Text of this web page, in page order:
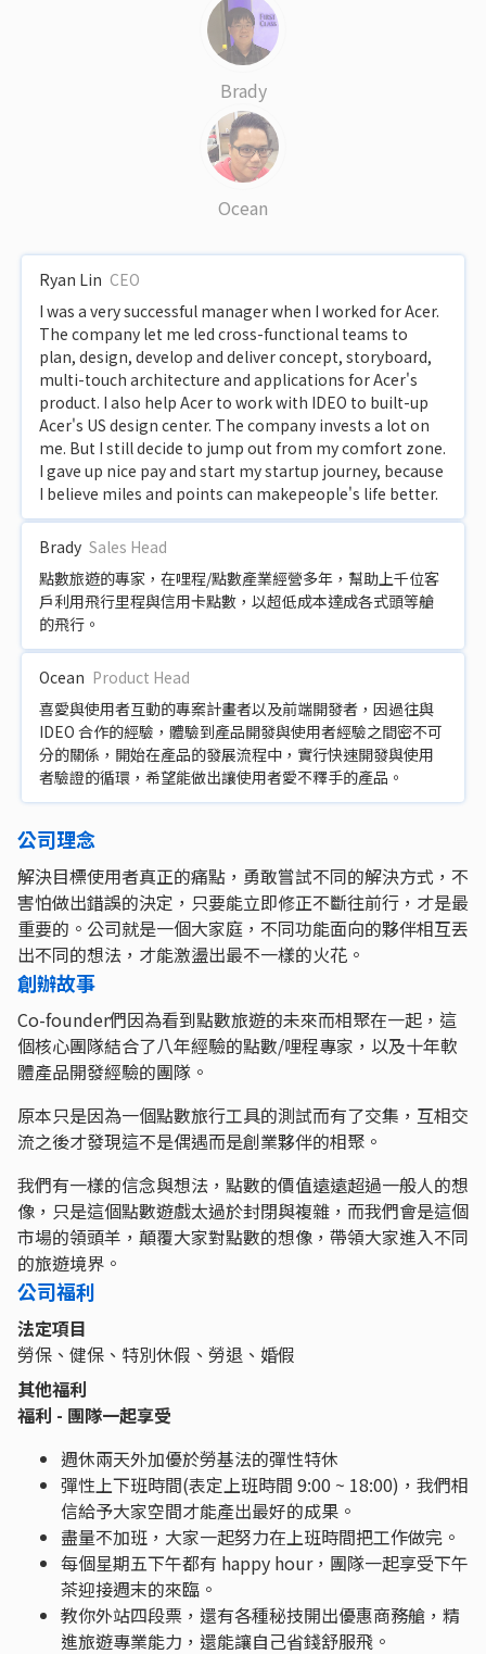
Brady
Ocean
Ryan Lin CEO
I was a very successful manager when I worked for Acer.
The company let me led cross-functional teams to
plan, design, develop and deliver concept, storyboard,
multi-touch architecture and applications for Acer's
product. I also help Acer to work with IDEO to built-up
Acer's US design center. The company invests a lot on
me. But I still decide to jump out from my comfort zone.
I gave up nice pay and start my startup journey, because
I believe miles and points can makepeople's life better.
Brady Sales Head
點數旅遊的專家，在哩程/點數產業經營多年，幫助上千位客
戶利用飛行里程與信用卡點數，以超低成本達成各式頭等艙
的飛行。
Ocean Product Head
喜愛與使用者互動的專案計畫者以及前端開發者，因過往與
IDEO 合作的經驗，體驗到產品開發與使用者經驗之間密不可
分的關係，開始在產品的發展流程中，實行快速開發與使用
者驗證的循環，希望能做出讓使用者愛不釋手的產品。
公司理念
解決目標使用者真正的痛點，勇敢嘗試不同的解決方式，不
害怕做出錯誤的決定，只要能立即修正不斷往前行，才是最
重要的。公司就是一個大家庭，不同功能面向的夥伴相互丟
出不同的想法，才能激盪出最不一樣的火花。
創辦故事
Co-founder們因為看到點數旅遊的未來而相聚在一起，這
個核心團隊結合了八年經驗的點數/哩程專家，以及十年軟
體產品開發經驗的團隊。
原本只是因為一個點數旅行工具的測試而有了交集，互相交
流之後才發現這不是偶遇而是創業夥伴的相聚。
我們有一樣的信念與想法，點數的價值遠遠超過一般人的想
像，只是這個點數遊戲太過於封閉與複雜，而我們會是這個
市場的領頭羊，顛覆大家對點數的想像，帶領大家進入不同
的旅遊境界。
公司福利
法定項目
勞保、健保、特別休假、勞退、婚假
其他福利
福利 - 團隊一起享受
週休兩天外加優於勞基法的彈性特休
彈性上下班時間(表定上班時間 9:00 ~ 18:00)，我們相
信給予大家空間才能產出最好的成果。
盡量不加班，大家一起努力在上班時間把工作做完。
每個星期五下午都有 happy hour，團隊一起享受下午
茶迎接週末的來臨。
教你外站四段票，還有各種秘技開出優惠商務艙，精
進旅遊專業能力，還能讓自己省錢舒服飛。